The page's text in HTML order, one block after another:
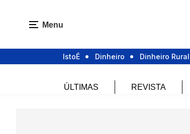
Menu
IstoÉ Dinheiro Dinheiro Rural
ÚLTIMAS REVISTA